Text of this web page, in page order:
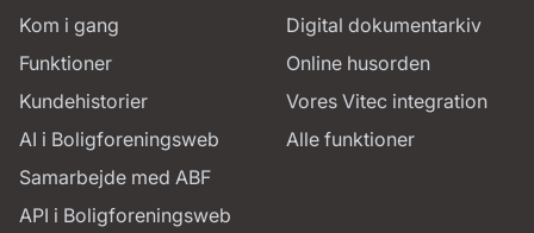
Kom i gang
Funktioner
Kundehistorier
AI i Boligforeningsweb
Samarbejde med ABF
API i Boligforeningsweb
Digital dokumentarkiv
Online husorden
Vores Vitec integration
Alle funktioner